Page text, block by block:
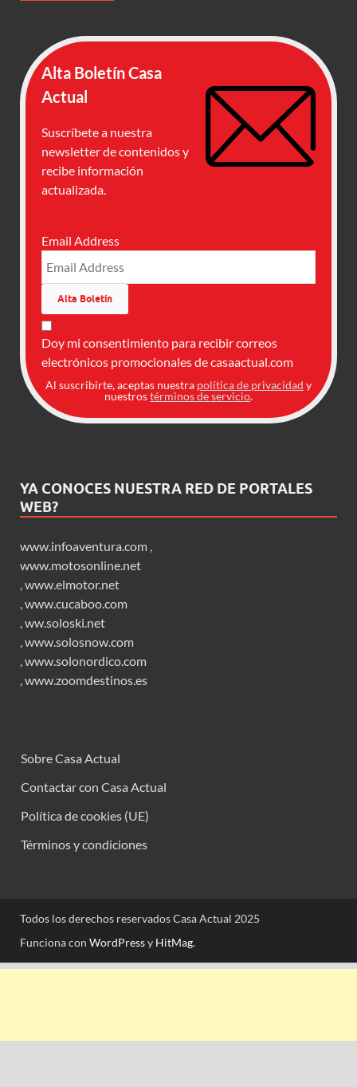
Alta Boletín Casa
Actual
Suscríbete a nuestra
newsletter de contenidos y
recibe información
actualizada.
Email Address
Doy mi consentimiento para recibir correos
electrónicos promocionales de casaactual.com
Al suscribirte, aceptas nuestra política de privacidad y
nuestrostérminos de servicio.
YA CONOCES NUESTRA RED DE PORTALES
WEB?
www.infoaventura.com ,
www.motosonline.net
,www.elmotor.net
,www.cucaboo.com
,ww.soloski.net
,www.solosnow.com
,www.solonordico.com
,www.zoomdestinos.es
Sobre Casa Actual
Contactar con Casa Actual
Política de cookies (UE)
Términos y condiciones
Todos los derechos reservados Casa Actual 2025
Funciona con WordPressy HitMag.